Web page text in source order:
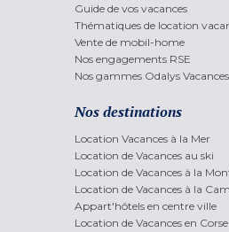
Guide de vos vacances
Thématiques de location
Vente de mobil-home
Nos engagements RSE
Nos gammes Odalys Vacances
Nos destinations
Location Vacances à la Mer
Location de Vacances au ski
Location de Vacances à la
Location de Vacances à la
Appart'hôtels en centre ville
Location de Vacances en Corse